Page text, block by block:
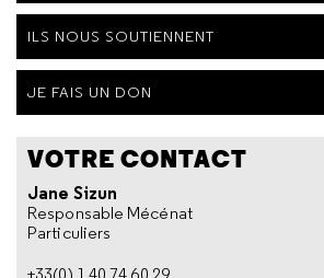
ILS NOUS SOUTIENNENT
JE FAIS UN DON
VOTRE CONTACT
Jane Sizun
Responsable Mécénat
Particuliers